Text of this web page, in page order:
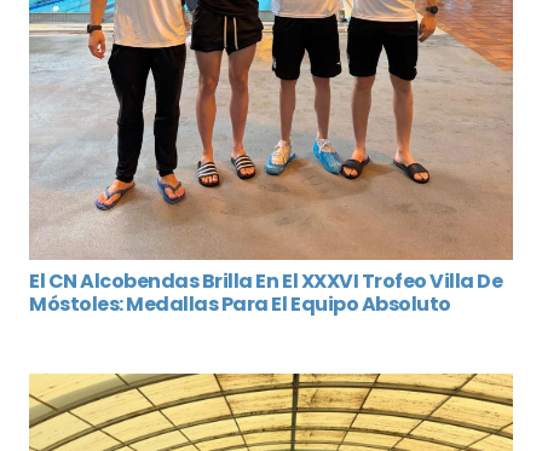
El CN Alcobendas Brilla En El XXXVI Trofeo Villa De
Móstoles: Medallas Para El Equipo Absoluto